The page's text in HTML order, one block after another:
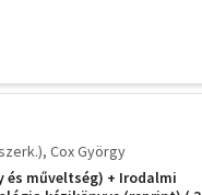
Cox György
műveltség) + Irodalmi